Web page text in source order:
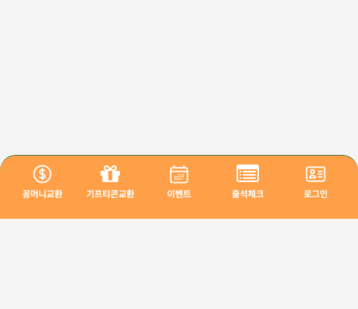
꽁머니교환 기프티콘교환 이벤트 출석체크 로그인